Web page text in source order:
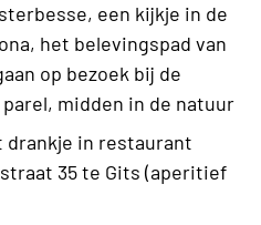
een kijkje in de
het belevingspad van
op bezoek bij de
midden in de natuur
drankje in restaurant
35 te Gits (aperitief